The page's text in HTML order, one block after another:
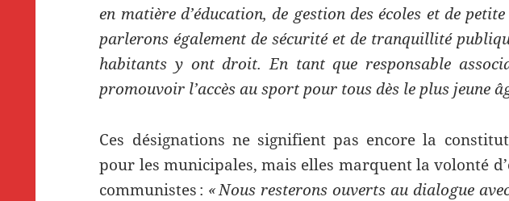
en matière d’éducation, de gestion des écoles et de
parlerons également de sécurité et de tranquillité
habitants y ont droit. En tant que responsable
promouvoir l’accès au sport pour tous dès le plus jeune
Ces désignations ne signifient pas encore la
pour les municipales, mais elles marquent la volonté
communistes : « Nous resterons ouverts au dialogue